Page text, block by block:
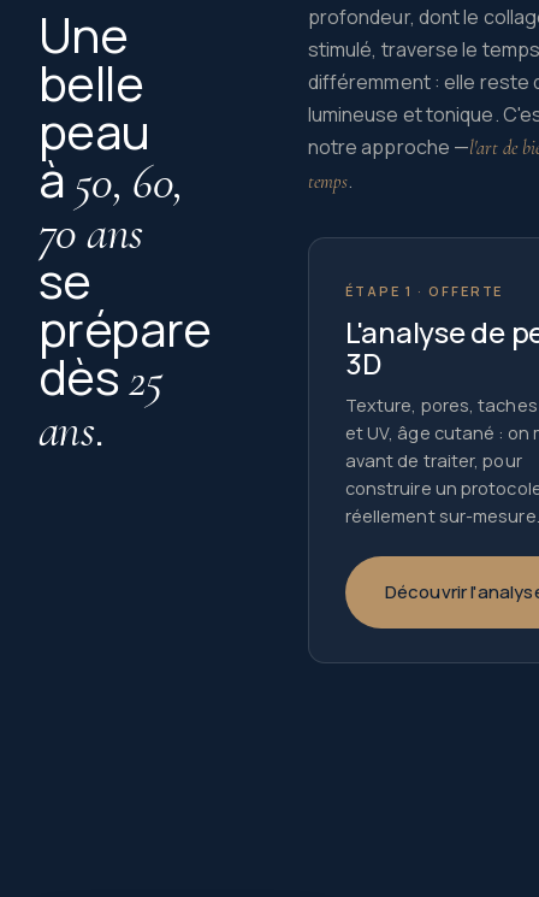
Une
belle
peau
à 50, 60,
70 ans
se
prépare
dès25
ans.
profondeur, dont le
stimulé, traverse le
différemment : elle reste
lumineuse et tonique.
notre approche —l'art de
temps.
ÉTAPE 1 · OFFERTE
L'analyse de
3D
Texture, pores,
et UV, âge cutané : on
avant de traiter, pour
construire un
réellement sur-mesure.
Découvrir